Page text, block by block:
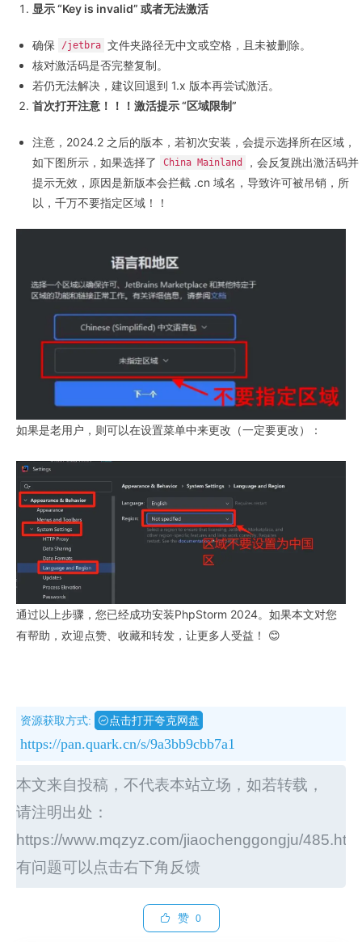
显示 “Key is invalid” 或者无法激活
确保 /jetbra 文件夹路径无中文或空格，且未被删除。
核对激活码是否完整复制。
若仍无法解决，建议回退到 1.x 版本再尝试激活。
首次打开注意！！！激活提示 “区域限制”
注意，2024.2 之后的版本，若初次安装，会提示选择所在区域，
如下图所示，如果选择了
China Mainland
，会反复跳出激活码并
提示无效，原因是新版本会拦截 .cn 域名，导致许可被吊销，所
以，千万不要指定区域！！
如果是老用户，则可以在设置菜单中来更改（一定要更改）：
通过以上步骤，您已经成功安装PhpStorm 2024。如果本文对您
有帮助，欢迎点赞、收藏和转发，让更多人受益！ 😊
资源获取方式: 点击打开夸克网盘
https://pan.quark.cn/s/9a3bb9cbb7a1
本文来自投稿，不代表本站立场，如若转载，
请注明出处：
https://www.mqzyz.com/jiaochenggongju/485.html
有问题可以点击右下角反馈
赞 0